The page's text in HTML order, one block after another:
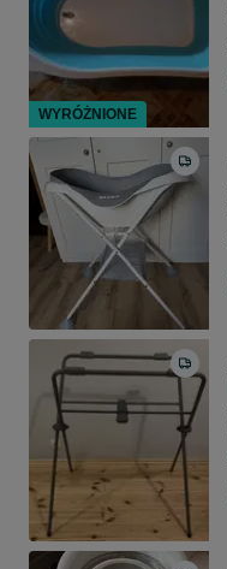
WYRÓŻNIONE